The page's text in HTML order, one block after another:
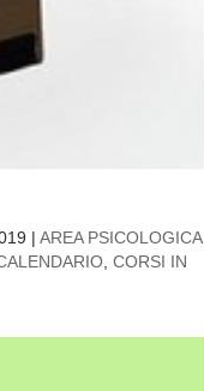
|AREA PSICOLOGICA
,CORSI IN